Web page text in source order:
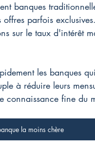
banques
parfois exclusives.
sur le taux d'intérêt
les banques
à réduire leurs
connaissance fine du
la moins chère